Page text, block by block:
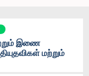
இணை
மற்றும்